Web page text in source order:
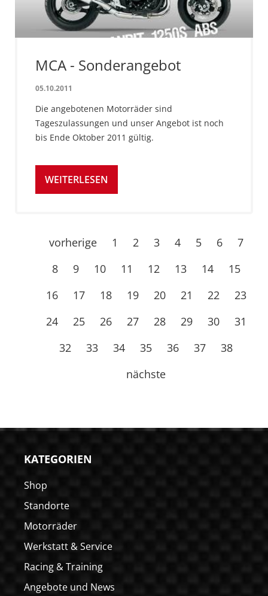
MCA - Sonderangebot
05.10.2011
Die angebotenen Motorräder sind
Tageszulassungen und unser Angebot ist noch
bis Ende Oktober 2011 gültig.
WEITERLESEN
vorherige 1 2 3 4 5 6
7
8
9 10 11 12 13 14
15
16
17 18 19 20 21 22
23
24
25 26 27 28 29 30
31
32
33 34 35 36 37
38
nächste
KATEGORIEN
Shop
Standorte
Motorräder
Werkstatt & Service
Racing & Training
Angebote und News